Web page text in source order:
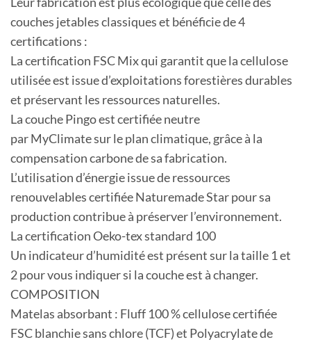
couches jetables classiques et bénéficie de 4
certifications :
La certification FSC Mix qui garantit que la cellulose
utilisée est issue d’exploitations forestières durables
et préservant les ressources naturelles.
La couche Pingo est certifiée neutre
par MyClimate sur le plan climatique, grâce à la
compensation carbone de sa fabrication.
L’utilisation d’énergie issue de ressources
renouvelables certifiée Naturemade Star pour sa
production contribue à préserver l’environnement.
La certification Oeko-tex standard 100
Un indicateur d’humidité est présent sur la taille 1 et
2 pour vous indiquer si la couche est à changer.
COMPOSITION
Matelas absorbant : Fluff 100 % cellulose certifiée
FSC blanchie sans chlore (TCF) et Polyacrylate de